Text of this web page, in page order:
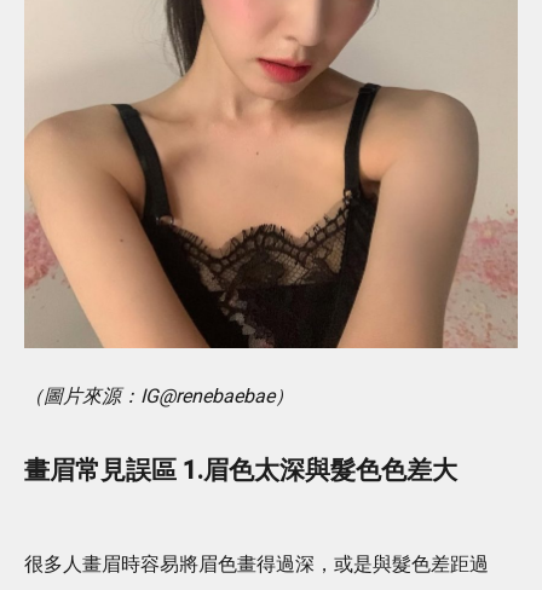
（圖片來源：IG@renebaebae）
畫眉常見誤區 1.眉色太深與髮色色差大
很多人畫眉時容易將眉色畫得過深，或是與髮色差距過